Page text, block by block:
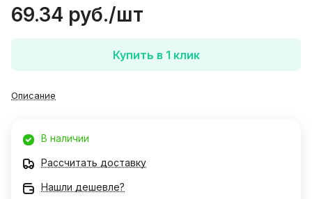
69.34 руб./шт
Купить в 1 клик
Описание
В наличии
Рассчитать доставку
Нашли дешевле?